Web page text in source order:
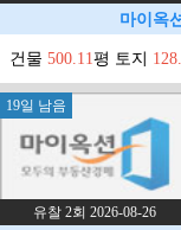
마이옥
건물 500.11평 토지
19일 남음
유찰 2회 2026-08-26